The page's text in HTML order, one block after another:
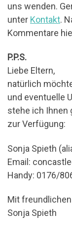
uns wenden.
unter Kontakt.
Kommentare
P.P.S.
Liebe Eltern,
natürlich
und eventuelle
stehe ich Ihnen
zur Verfügung:
Sonja Spieth
Email:
Handy: 0176/
Mit
Sonja Spieth